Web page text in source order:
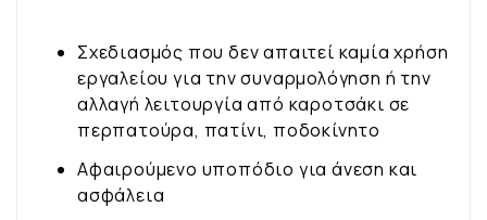
Σχεδιασμός που δεν απαιτεί καμία χρήση
εργαλείου για την συναρμολόγηση ή την
αλλαγή λειτουργία από καροτσάκι σε
περπατούρα, πατίνι, ποδοκίνητο
Αφαιρούμενο υποπόδιο για άνεση και
ασφάλεια